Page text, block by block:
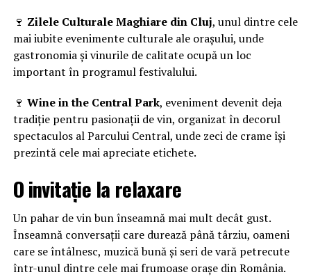
🍷 Zilele Culturale Maghiare din Cluj, unul dintre cele
mai iubite evenimente culturale ale orașului, unde
gastronomia și vinurile de calitate ocupă un loc
important în programul festivalului.
🍷 Wine in the Central Park, eveniment devenit deja
tradiție pentru pasionații de vin, organizat în decorul
spectaculos al Parcului Central, unde zeci de crame își
prezintă cele mai apreciate etichete.
O invitație la relaxare
Un pahar de vin bun înseamnă mai mult decât gust.
Înseamnă conversații care durează până târziu, oameni
care se întâlnesc, muzică bună și seri de vară petrecute
într-unul dintre cele mai frumoase orașe din România.